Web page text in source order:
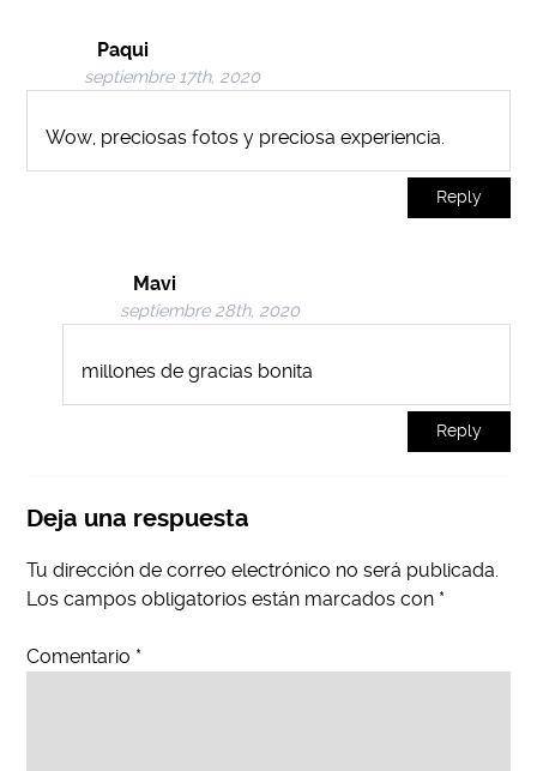
Paqui
septiembre 17th, 2020
Wow, preciosas fotos y preciosa experiencia.
Reply
Mavi
septiembre 28th, 2020
millones de gracias bonita
Reply
Deja una respuesta
Tu dirección de correo electrónico no será publicada.
Los campos obligatorios están marcados con *
Comentario *